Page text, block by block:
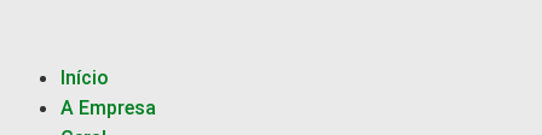
Início
A Empresa